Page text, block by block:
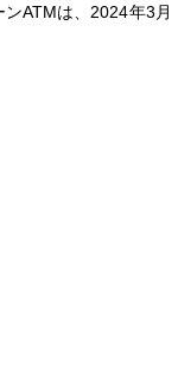
ATMは、2024年3月